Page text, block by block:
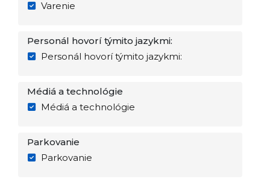
Varenie
Personál hovorí týmito jazykmi:
Personál hovorí týmito jazykmi:
Médiá a technológie
Médiá a technológie
Parkovanie
Parkovanie